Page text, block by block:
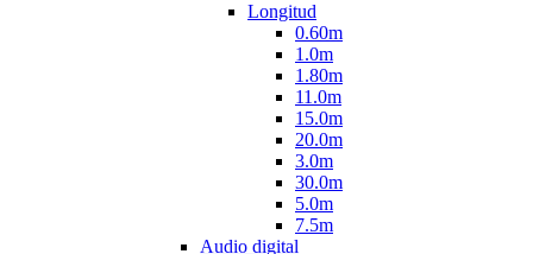
Longitud
0.60m
1.0m
1.80m
11.0m
15.0m
20.0m
3.0m
30.0m
5.0m
7.5m
Audio digital